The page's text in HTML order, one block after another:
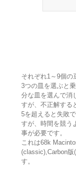
それぞれ1～9個の
3つの皿を選ぶと
分な皿を選んで消
すが、不正解する
5を超えると失敗
すが、時間を競う
事が必要です。
これは68k
(classic),Carbon版
す。